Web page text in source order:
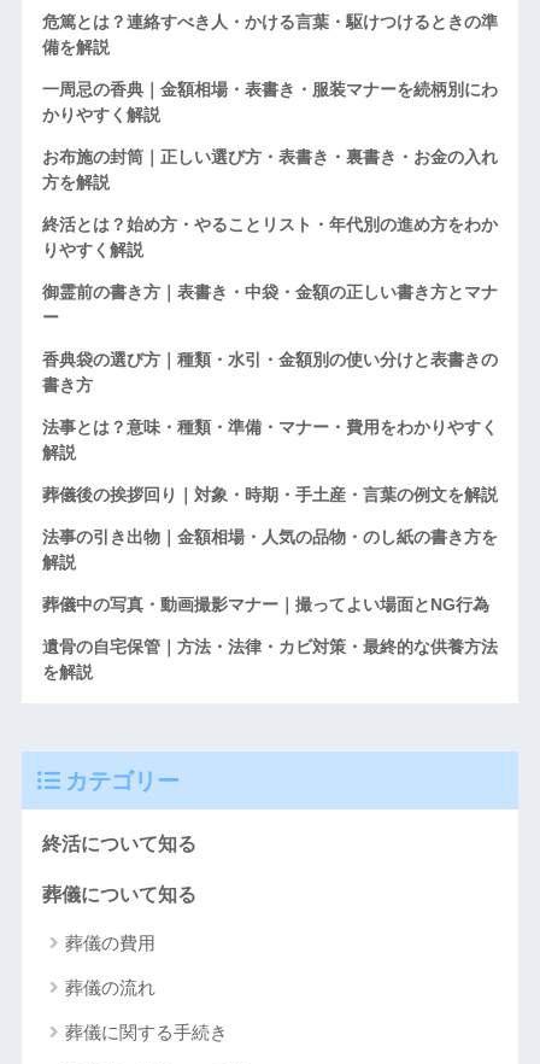
危篤とは？連絡すべき人・かける言葉・駆けつけるときの準
備を解説
一周忌の香典｜金額相場・表書き・服装マナーを続柄別にわ
かりやすく解説
お布施の封筒｜正しい選び方・表書き・裏書き・お金の入れ
方を解説
終活とは？始め方・やることリスト・年代別の進め方をわか
りやすく解説
御霊前の書き方｜表書き・中袋・金額の正しい書き方とマナ
ー
香典袋の選び方｜種類・水引・金額別の使い分けと表書きの
書き方
法事とは？意味・種類・準備・マナー・費用をわかりやすく
解説
葬儀後の挨拶回り｜対象・時期・手土産・言葉の例文を解説
法事の引き出物｜金額相場・人気の品物・のし紙の書き方を
解説
葬儀中の写真・動画撮影マナー｜撮ってよい場面とNG行為
遺骨の自宅保管｜方法・法律・カビ対策・最終的な供養方法
を解説
カテゴリー
終活について知る
葬儀について知る
葬儀の費用
葬儀の流れ
葬儀に関する手続き